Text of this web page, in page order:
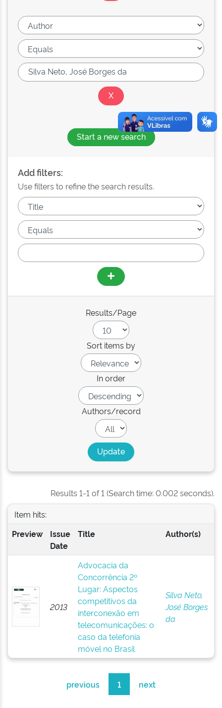
Start a new search
Add filters:
Use filters to refine the search results.
Results/Page
Sort items by
In order
Authors/record
Results 1-1 of 1 (Search time: 0.002 seconds).
Item hits:
Preview
Issue
Date
Title Author(s)
2013
Advocacia da
Concorrência 2º
Lugar: Aspectos
competitivos da
interconexão em
telecomunicações: o
caso da telefonia
móvel no Brasil
Silva Neto,
José Borges
da
previous 1 next